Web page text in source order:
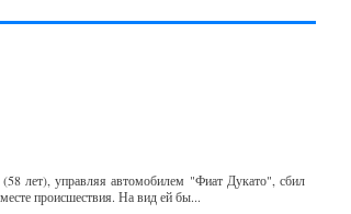
лет), управляя автомобилем "Фиат Дукато", сбил
происшествия. На вид ей бы...